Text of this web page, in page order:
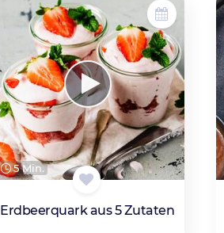
5 Min.
Erdbeerquark aus 5 Zutaten